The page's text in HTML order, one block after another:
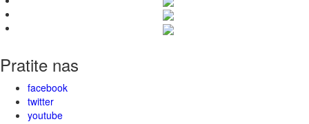
Pratite nas
facebook
twitter
youtube